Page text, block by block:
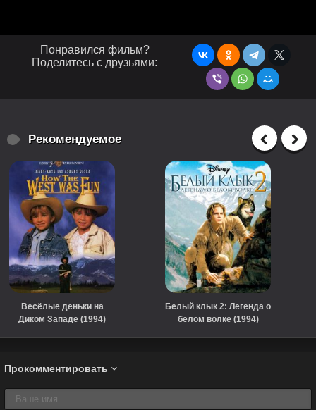
Понравился фильм?
Поделитесь с друзьями:
Рекомендуемое
Весёлые деньки на
Диком Западе (1994)
Белый клык 2: Легенда о
белом волке (1994)
Прокомментировать